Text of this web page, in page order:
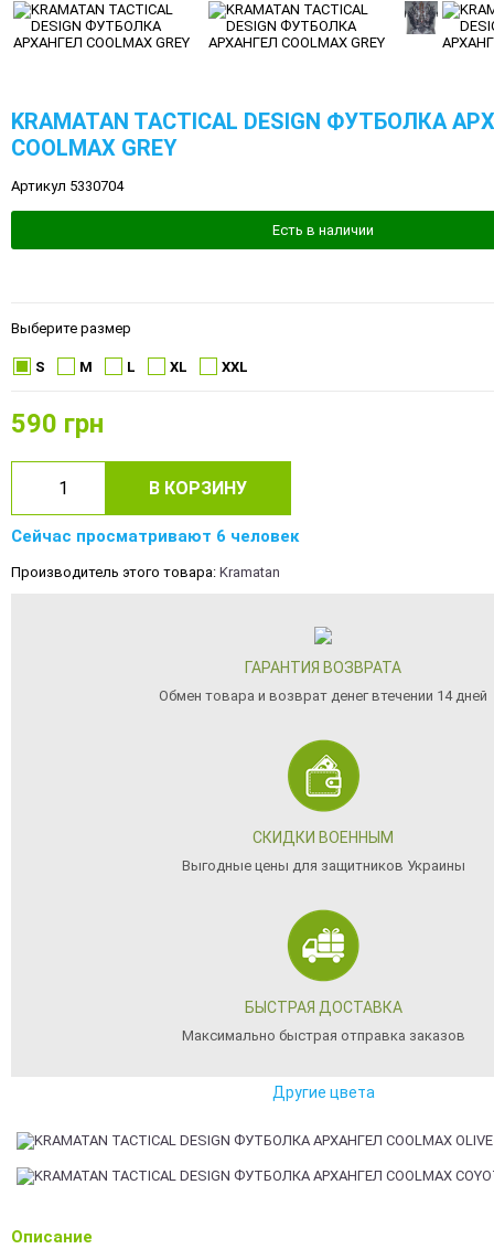
KRAMATAN TACTICAL DESIGN ФУТБОЛКА
COOLMAX GREY
Артикул 5330704
Есть в наличии
Выберите размер
S M L XL XXL
590 грн
В КОРЗИНУ
Сейчас просматривают 6 человек
Производитель этого товара: Kramatan
ГАРАНТИЯ ВОЗВРАТА
Обмен товара и возврат денег втечении 14 дней
СКИДКИ ВОЕННЫМ
Выгодные цены для защитников Украины
БЫСТРАЯ ДОСТАВКА
Максимально быстрая отправка заказов
Другие цвета
Описание